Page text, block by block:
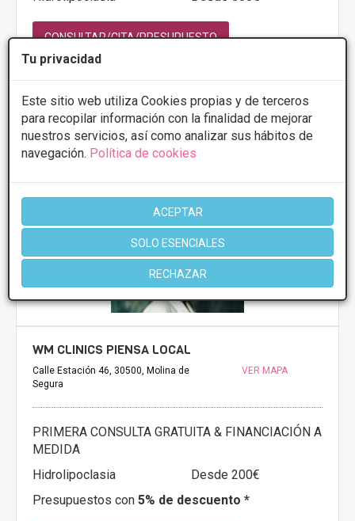
Tu privacidad
Este sitio web utiliza Cookies propias y de terceros
para recopilar información con la finalidad de mejorar
nuestros servicios, así como analizar sus hábitos de
navegación. Política de cookies
ACEPTAR
SOLO ESENCIALES
RECHAZAR
CONSULTAR/CITA/PRESUPUESTO
Miércoles
9:00 - 22:00
Jueves
9:00 - 22:00
Viernes
9:00 - 16:00
WM CLINICS PIENSA LOCAL
Calle Estación 46, 30500, Molina de
Segura
VER MAPA
PRIMERA CONSULTA GRATUITA & FINANCIACIÓN A
MEDIDA
Hidrolipoclasia
Desde 200€
Presupuestos con 5% de descuento *